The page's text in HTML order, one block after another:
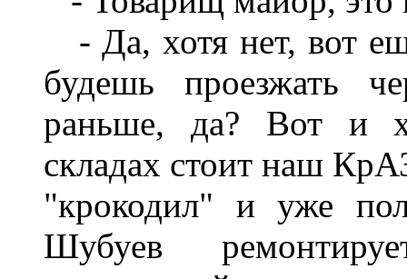
- Да, хотя нет, вот
будешь проезжать
раньше, да? Вот и
складах стоит наш
"крокодил" и уже
Шубуев